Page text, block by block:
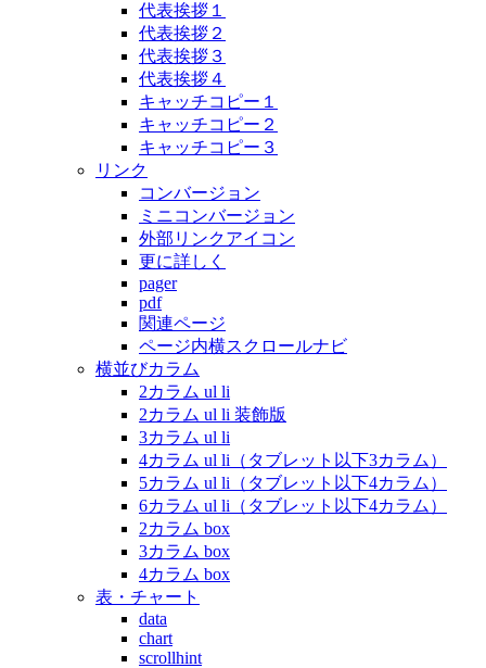
代表挨拶１
代表挨拶２
代表挨拶３
代表挨拶４
キャッチコピー１
キャッチコピー２
キャッチコピー３
リンク
コンバージョン
ミニコンバージョン
外部リンクアイコン
更に詳しく
pager
pdf
関連ページ
ページ内横スクロールナビ
横並びカラム
2カラム ul li
2カラム ul li 装飾版
3カラム ul li
4カラム ul li（タブレット以下3カラム）
5カラム ul li（タブレット以下4カラム）
6カラム ul li（タブレット以下4カラム）
2カラム box
3カラム box
4カラム box
表・チャート
data
chart
scrollhint